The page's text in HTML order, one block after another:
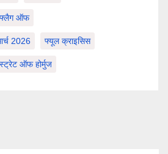
फ्लैग ऑफ
2026 फ्यूल क्राइसिस
स्ट्रेट ऑफ होर्मुज